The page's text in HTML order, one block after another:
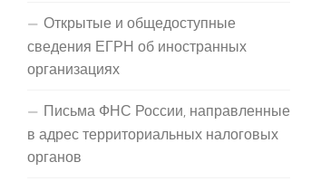
Открытые и общедоступные
сведения ЕГРН об иностранных
организациях
Письма ФНС России, направленные
в адрес территориальных налоговых
органов